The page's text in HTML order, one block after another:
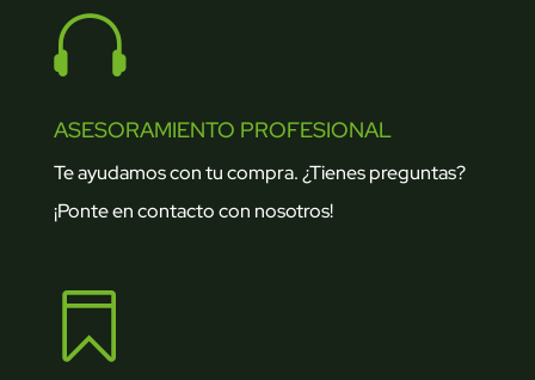

ASESORAMIENTO PROFESIONAL
Te ayudamos con tu compra. ¿Tienes preguntas?
¡Ponte en contacto con nosotros!
